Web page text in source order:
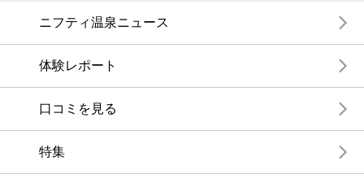
ニフティ温泉ニュース
体験レポート
口コミを見る
特集